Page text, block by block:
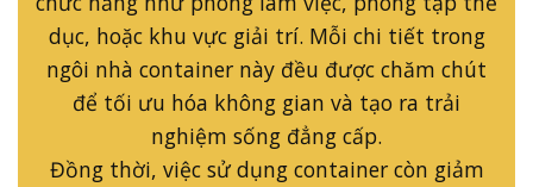
dục, hoặc khu vực giải trí. Mỗi chi tiết trong
ngôi nhà container này đều được chăm chút
để tối ưu hóa không gian và tạo ra trải
nghiệm sống đẳng cấp.
Đồng thời, việc sử dụng container còn giảm